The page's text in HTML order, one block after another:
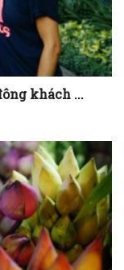
khách ...